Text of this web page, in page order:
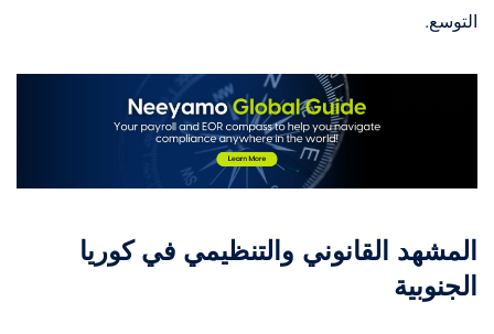
التوسع.
المشهد القانوني والتنظيمي في كوريا
الجنوبية